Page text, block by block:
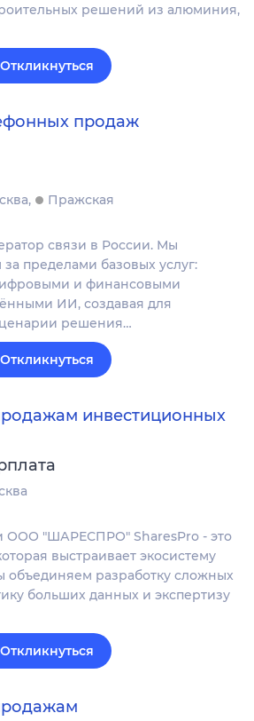
решений из алюминия,
Откликнуться
продаж
Пражская
связи в России. Мы
пределами базовых услуг:
и финансовыми
ИИ, создавая для
решения…
Откликнуться
инвестиционных
ООО "ШАРЕСПРО" SharesPro - это
выстраивает экосистему
объединяем разработку сложных
больших данных и экспертизу
Откликнуться